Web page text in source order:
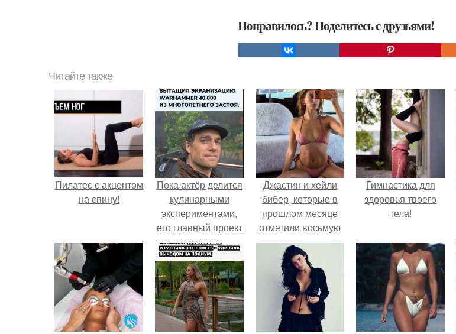
Понравилось? Поделитесь с друзьями!
Читайте также
Пилатес с акцентом
на спину!
Пока актёр делится
кулинарными
экспериментами,
его главный проект
сделал серьёзный
шаг вперёд.
Джастин и хейли
бибер, которые в
прошлом месяце
отметили восьмую
годовщину
помолвки, показали
новые фото с
совместного
отдыха.
Гимнастика для
здоровья твоего
тела!